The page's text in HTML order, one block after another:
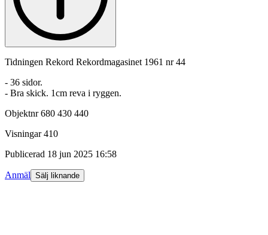
Tidningen Rekord Rekordmagasinet 1961 nr 44
- 36 sidor.
- Bra skick. 1cm reva i ryggen.
Objektnr 680 430 440
Visningar 410
Publicerad 18 jun 2025 16:58
Anmäl Sälj liknande